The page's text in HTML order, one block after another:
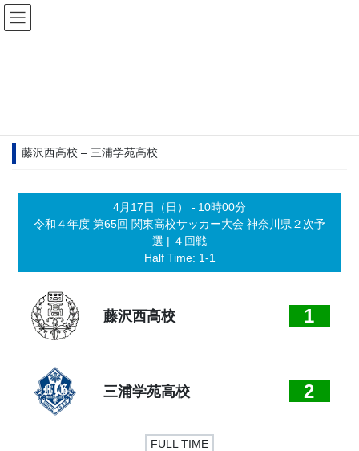
コ
ン
ナ
ビ
藤沢西高校 – 三浦学苑高校
4月17日（日） - 10時00分
令和４年度 第65回 関東高校サッカー大会 神奈川県２次予
選 | ４回戦
Half Time: 1-1
藤沢西高校 1
三浦学苑高校 2
FULL TIME